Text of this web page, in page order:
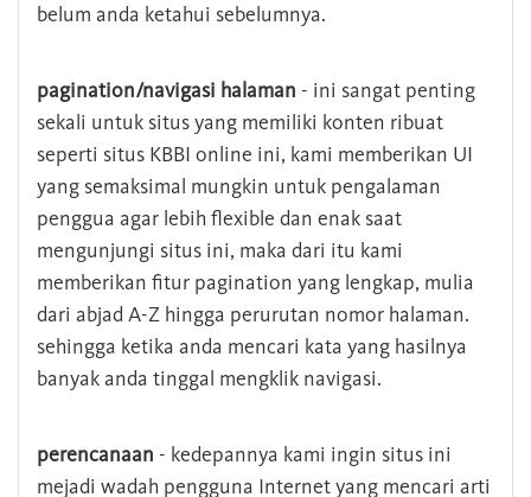
belum anda ketahui sebelumnya.
pagination/navigasi halaman - ini sangat penting
sekali untuk situs yang memiliki konten ribuat
seperti situs KBBI online ini, kami memberikan UI
yang semaksimal mungkin untuk pengalaman
penggua agar lebih flexible dan enak saat
mengunjungi situs ini, maka dari itu kami
memberikan fitur pagination yang lengkap, mulia
dari abjad A-Z hingga perurutan nomor halaman.
sehingga ketika anda mencari kata yang hasilnya
banyak anda tinggal mengklik navigasi.
perencanaan - kedepannya kami ingin situs ini
mejadi wadah pengguna Internet yang mencari arti